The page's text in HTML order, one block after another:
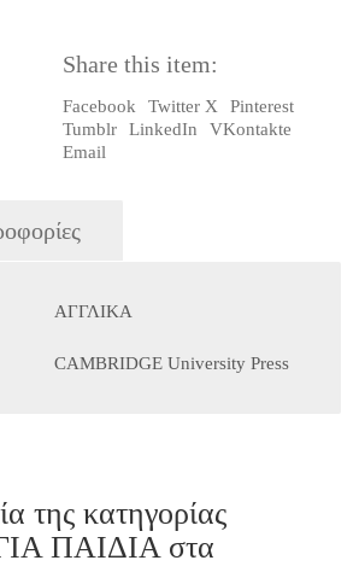
(3)
ποσότητα
Share this item:
Facebook Twitter X
Pinterest
Tumblr
LinkedIn
VKontakte
Email
ΑΓΓΛΙΚΑ
CAMBRIDGE University Press
της κατηγορίας
ΠΑΙΔΙΑ στα